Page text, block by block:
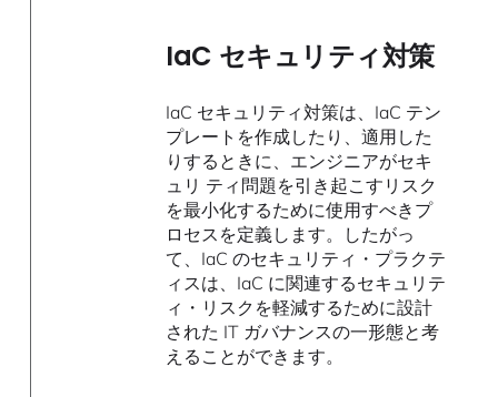
IaC セキュリティ対策
IaC セキュリティ対策は、IaC テン
プレートを作成したり、適用した
りするときに、エンジニアがセキ
ュリ ティ問題を引き起こすリスク
を最小化するために使用すべきプ
ロセスを定義します。したがっ
て、IaC のセキュリティ・プラクテ
ィスは、IaC に関連するセキュリテ
ィ・リスクを軽減するために設計
された IT ガバナンスの一形態と考
えることができます。